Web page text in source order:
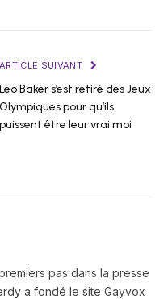
ARTICLE SUIVANT
Leo Baker s’est retiré des Jeux
Olympiques pour qu’ils
puissent être leur vrai moi
pas dans la presse
a fondé le site Gayvox